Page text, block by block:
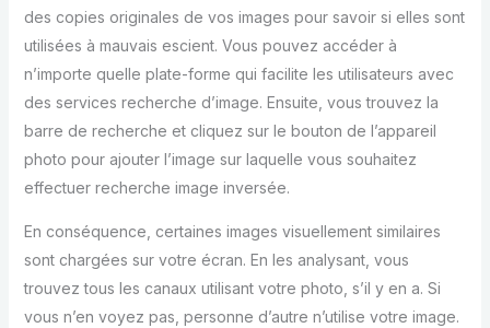
des copies originales de vos images pour savoir si elles sont
utilisées à mauvais escient. Vous pouvez accéder à
n’importe quelle plate-forme qui facilite les utilisateurs avec
des services recherche d’image. Ensuite, vous trouvez la
barre de recherche et cliquez sur le bouton de l’appareil
photo pour ajouter l’image sur laquelle vous souhaitez
effectuer recherche image inversée.
En conséquence, certaines images visuellement similaires
sont chargées sur votre écran. En les analysant, vous
trouvez tous les canaux utilisant votre photo, s’il y en a. Si
vous n’en voyez pas, personne d’autre n’utilise votre image.